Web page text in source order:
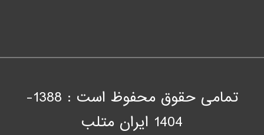
تمامی حقوق محفوظ است : 1388-
1404 ايران متلب